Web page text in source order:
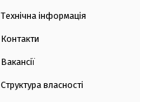
Технічна інформація
Контакти
Вакансії
Структура власності